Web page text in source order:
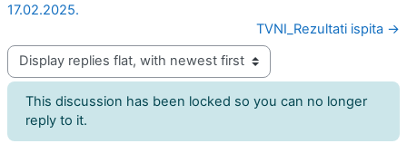
17.02.2025.
TVNI_Rezultati ispita →
Display mode
This discussion has been locked so you can no longer
reply to it.